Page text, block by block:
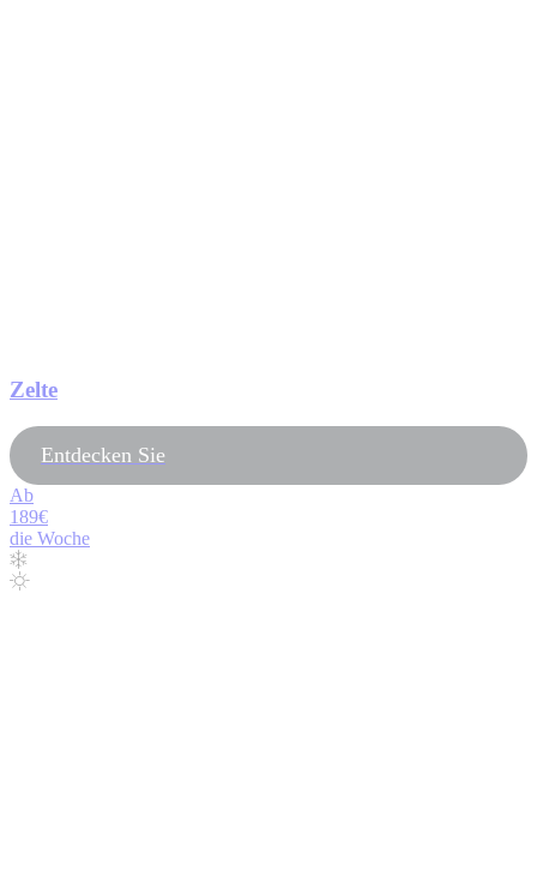
Zelte
Entdecken Sie
Ab
189€
die Woche